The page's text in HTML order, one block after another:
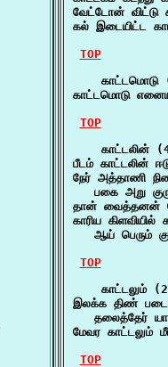
வேட்டோன்
கல் இடையிட்ட
TOP
காட்டமொடு
காட்டமொடு
TOP
காட்டலின்
பீடம் காட்டலின்
நேர் அத்தாணி
பகை அறு
தான் வைத்தனன்
காரிய
ஆய் பெரும்
TOP
காட்டலும்
இலக்க திண் படை
தலைத்தேர்
மேவர காட்டலும்
TOP